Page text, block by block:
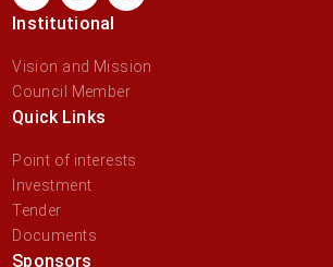
Institutional
Vision and Mission
Council Member
Quick Links
Point of interests
Investment
Tender
Documents
Sponsors